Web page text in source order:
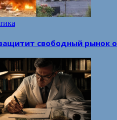
свободный рынок